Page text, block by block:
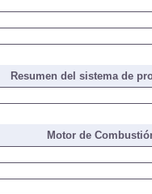
Resumen del sistema de
Motor de